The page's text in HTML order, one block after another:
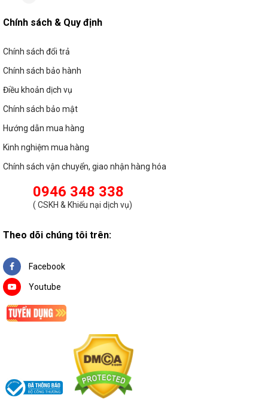
Chính sách & Quy định
Chính sách đổi trả
Chính sách bảo hành
Điều khoản dịch vụ
Chính sách bảo mật
Hướng dẫn mua hàng
Kinh nghiệm mua hàng
Chính sách vận chuyển, giao nhận hàng hóa
0946 348 338
( CSKH & Khiếu nại dịch vụ)
Theo dõi chúng tôi trên:
Facebook
Youtube